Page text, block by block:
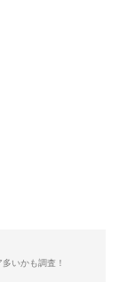
いかも調査！